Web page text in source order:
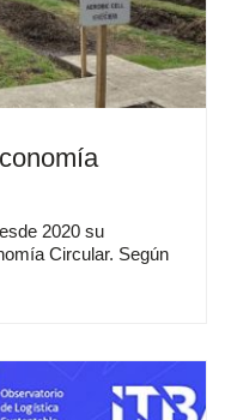
2020 su
Circular. Según